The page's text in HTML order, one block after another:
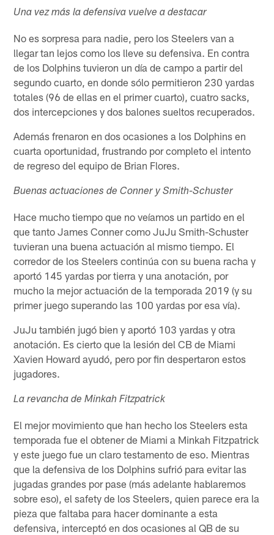
Una vez más la defensiva vuelve a destacar
No es sorpresa para nadie, pero los Steelers van a
llegar tan lejos como los lleve su defensiva. En contra
de los Dolphins tuvieron un día de campo a partir del
segundo cuarto, en donde sólo permitieron 230 yardas
totales (96 de ellas en el primer cuarto), cuatro sacks,
dos intercepciones y dos balones sueltos recuperados.
Además frenaron en dos ocasiones a los Dolphins en
cuarta oportunidad, frustrando por completo el intento
de regreso del equipo de Brian Flores.
Buenas actuaciones de Conner y Smith-Schuster
Hace mucho tiempo que no veíamos un partido en el
que tanto James Conner como JuJu Smith-Schuster
tuvieran una buena actuación al mismo tiempo. El
corredor de los Steelers continúa con su buena racha y
aportó 145 yardas por tierra y una anotación, por
mucho la mejor actuación de la temporada 2019 (y su
primer juego superando las 100 yardas por esa vía).
JuJu también jugó bien y aportó 103 yardas y otra
anotación. Es cierto que la lesión del CB de Miami
Xavien Howard ayudó, pero por fin despertaron estos
jugadores.
La revancha de Minkah Fitzpatrick
El mejor movimiento que han hecho los Steelers esta
temporada fue el obtener de Miami a Minkah Fitzpatrick
y este juego fue un claro testamento de eso. Mientras
que la defensiva de los Dolphins sufrió para evitar las
jugadas grandes por pase (más adelante hablaremos
sobre eso), el safety de los Steelers, quien parece era la
pieza que faltaba para hacer dominante a esta
defensiva, interceptó en dos ocasiones al QB de su